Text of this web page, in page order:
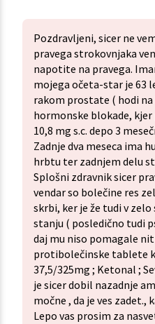
Pozdravljeni, sicer ne
pravega strokovnjaka
napotite na pravega.
mojega očeta-star je 63
rakom prostate ( hodi
hormonske blokade,
10,8 mg s.c. depo 3
Zadnje dva meseca ima
hrbtu ter zadnjem delu
Splošni zdravnik sicer
vendar so bolečine res
skrbi, ker je že tudi v
stanju ( posledično tudi
daj mu niso pomagale
protibolečinske tablete
37,5/325mg ; Ketonal ;
je sicer dobil nazadnje
močne , da je ves zadet.,
Lepo vas prosim za